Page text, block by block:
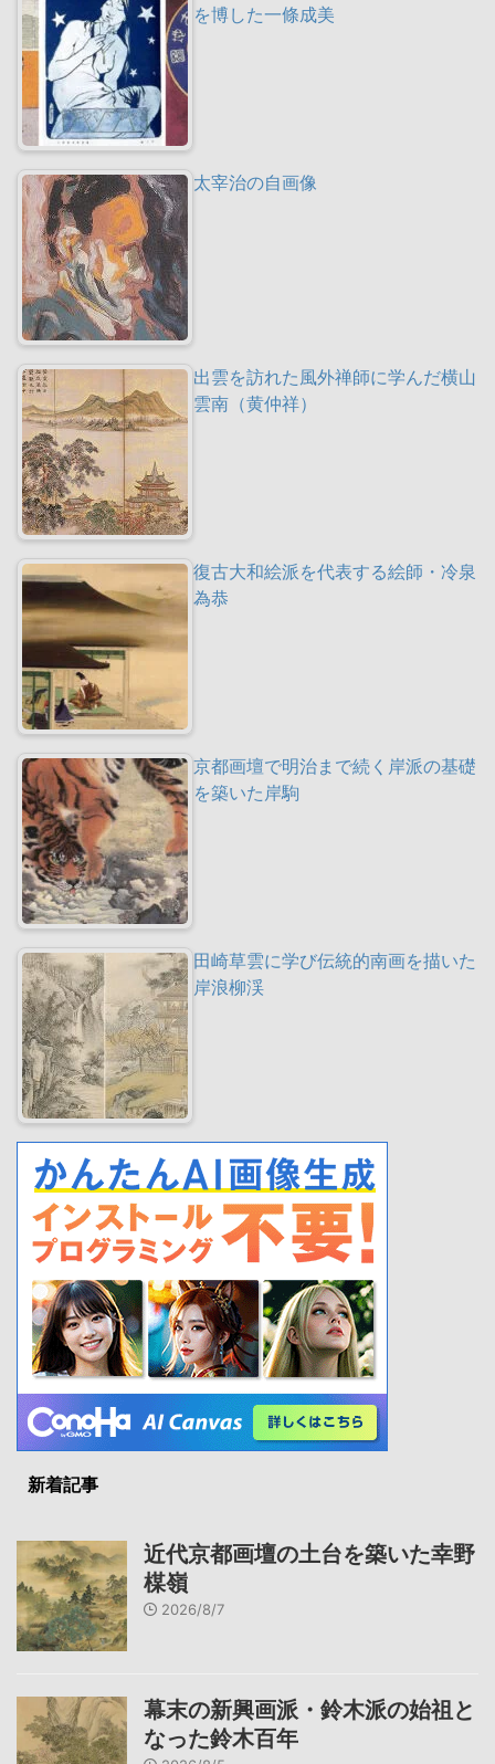
を博した一條成美
太宰治の自画像
出雲を訪れた風外禅師に学んだ横山
雲南（黄仲祥）
復古大和絵派を代表する絵師・冷泉
為恭
京都画壇で明治まで続く岸派の基礎
を築いた岸駒
田崎草雲に学び伝統的南画を描いた
岸浪柳渓
新着記事
近代京都画壇の土台を築いた幸野
楳嶺
2026/8/7
幕末の新興画派・鈴木派の始祖と
なった鈴木百年